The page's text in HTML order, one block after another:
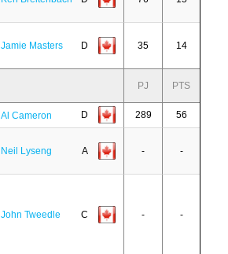
Jamie Masters D 35 14
PJ PTS
Al Cameron D 289 56
Neil Lyseng A - -
John Tweedle C - -